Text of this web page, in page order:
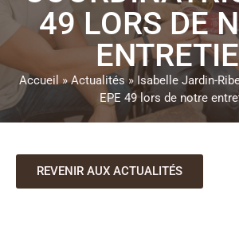
49 LORS DE
Accueil»Actualités» Isabelle Jardin-
EPE 49 lors de notre
REVENIR AUX ACTUALITÉS